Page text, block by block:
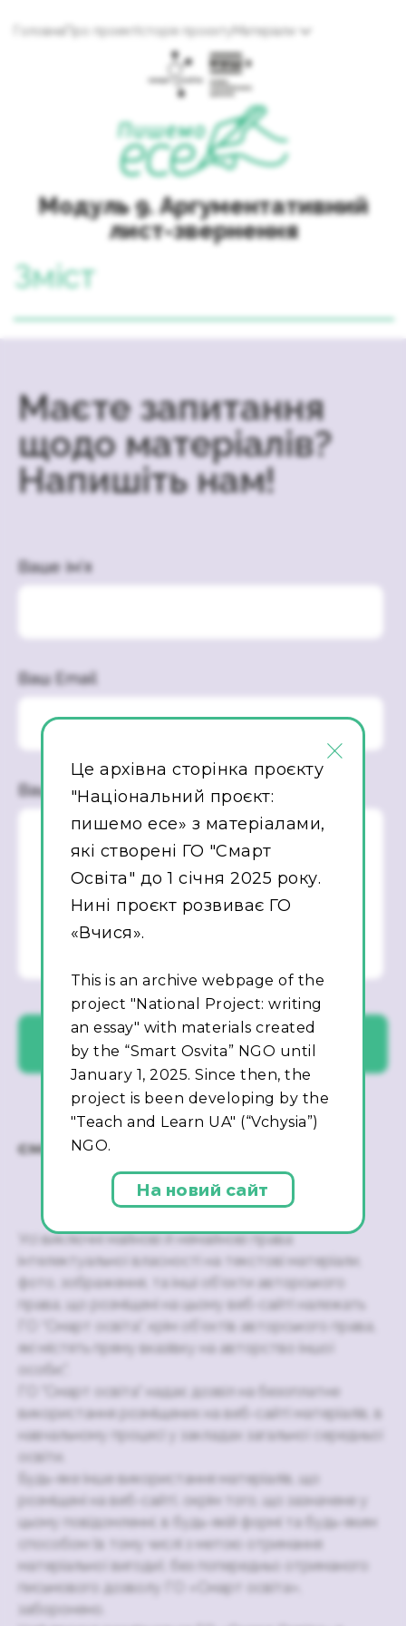
Головна Про проект Історія проєкту Матеріали
Модуль 9. Аргументативний
лист-звернення
Зміст
Маєте запитання
щодо матеріалів?
Напишіть нам!
Ваше ім’я
Ваш Email
Ваше повідомлення
Усі виключні майнові й немайнові права
інтелектуальної власності на текстові матеріали,
фото, зображення, та інші об’єкти авторського
права, що розміщені на цьому веб-сайті належать
ГО “Смарт освіта”, крім об’єктів авторського права,
які містять пряму вказівку на авторство іншої
особи;".
ГО "Смарт освіта" надає дозвіл на безоплатне
використання розміщених на веб-сайті матеріалів, в
навчальному процесі у закладах загальної середньої
освіти.
Будь-яке інше використання матеріалів, що
розміщені на веб-сайті, окрім того, що зазначене у
цьому повідомленні, в будь-якій формі та будь-яким
способом (в тому числі з метою отримання
матеріальної вигоди), без попередньо отриманого
письмового дозволу ГО «Смарт освіта»,
заборонено.
×
Це архівна сторінка проєкту
"Національний проєкт:
пишемо есе» з матеріалами,
які створені ГО "Смарт
Освіта" до 1 січня 2025 року.
Нині проєкт розвиває ГО
«Вчися».
This is an archive webpage of the
project "National Project: writing
an essay" with materials created
by the “Smart Osvita” NGO until
January 1, 2025. Since then, the
project is been developing by the
"Teach and Learn UA" (“Vchysia”)
NGO.
На новий сайт